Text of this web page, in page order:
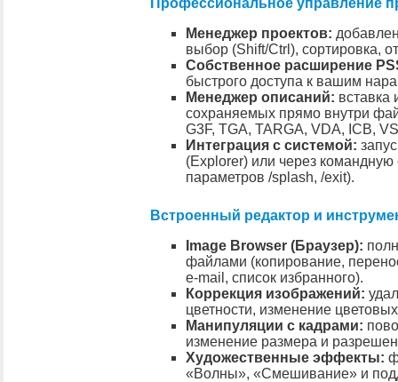
Профессиональное управление
Менеджер проектов:
выбор (Shift/Ctrl), сортировка,
Собственное расширение
быстрого доступа к вашим
Менеджер описаний: вставка
сохраняемых прямо внутри
G3F, TGA, TARGA, VDA, ICB,
Интеграция с системой:
(Explorer) или через
параметров /splash, /exit).
Встроенный редактор и
Image Browser (Браузер):
файлами (копирование,
e-mail, список избранного).
Коррекция изображений:
цветности, изменение
Манипуляции с кадрами:
изменение размера и
Художественные эффекты:
«Волны», «Смешивание» и